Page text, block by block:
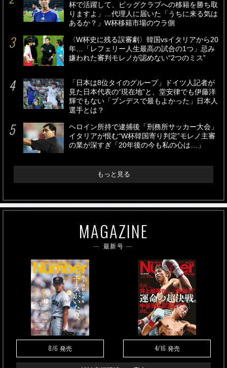
杯で活躍して、ビッグクラブへの移籍を勝ち取
りますよ」…代理人に届いた「うちに来る気は
あるか？」W杯移籍市場のウラ側
〈W杯史に残る誤審劇〉韓国vsイタリアから20
年…「レフェリー人生最高の試合の1つ」忌み
嫌われた審判モレノが認めない“2つのミス”
「日本は8位タイのグループ」ドイツ人記者が
見た日本代表の“現在地”と、堂安律でも伊藤洋
輝でもない「ブンデスで最もよかった」日本人
選手とは？
ヘロイン所持で逮捕後「刑務所サッカー大会」
イタリアが恨む“W杯韓国寄り判定”モレノ主審
の業が深すぎ「20年後の今も私の心は…」
もっと見る
MAGAZINE
最新号
8/6 発売 4/16 発売